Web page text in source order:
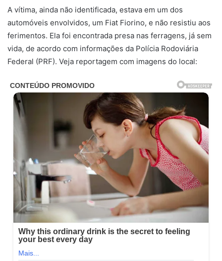
A vítima, ainda não identificada, estava em um dos
automóveis envolvidos, um Fiat Fiorino, e não resistiu aos
ferimentos. Ela foi encontrada presa nas ferragens, já sem
vida, de acordo com informações da Polícia Rodoviária
Federal (PRF). Veja reportagem com imagens do local: